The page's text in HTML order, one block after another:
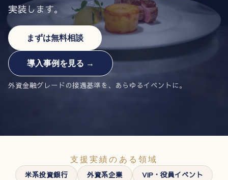
実装します。
まずは無料相談
導入事例を見る →
外資金融グレードの接遇基準を、あらゆるイベントに。
支援実績のある領域
米系投資銀行
外資系企業
VIP・役員イベント